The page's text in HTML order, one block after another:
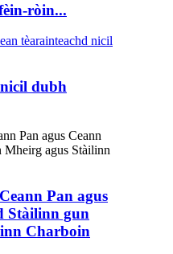
ròin...
dubh
Pan agus
Stàilinn gun
Charboin